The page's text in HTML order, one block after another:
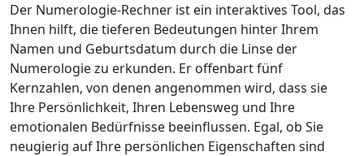
Der Numerologie-Rechner ist ein interaktives Tool, das
Ihnen hilft, die tieferen Bedeutungen hinter Ihrem
Namen und Geburtsdatum durch die Linse der
Numerologie zu erkunden. Er offenbart fünf
Kernzahlen, von denen angenommen wird, dass sie
Ihre Persönlichkeit, Ihren Lebensweg und Ihre
emotionalen Bedürfnisse beeinflussen. Egal, ob Sie
neugierig auf Ihre persönlichen Eigenschaften sind